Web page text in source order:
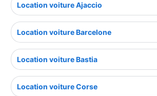
Location voiture Ajaccio
Location voiture Barcelone
Location voiture Bastia
Location voiture Corse